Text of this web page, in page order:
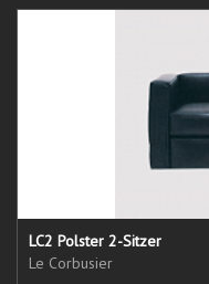
LC2 Polster 2-Sitzer
Le Corbusier